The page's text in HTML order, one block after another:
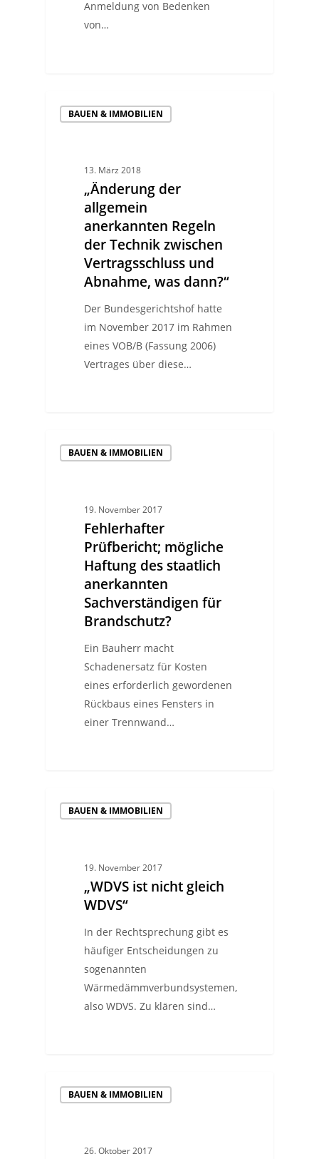
Anmeldung von Bedenken
von…
BAUEN & IMMOBILIEN
13. März 2018
„Änderung der
allgemein
anerkannten Regeln
der Technik zwischen
Vertragsschluss und
Abnahme, was dann?“
Der Bundesgerichtshof hatte
im November 2017 im Rahmen
eines VOB/B (Fassung 2006)
Vertrages über diese…
BAUEN & IMMOBILIEN
19. November 2017
Fehlerhafter
Prüfbericht; mögliche
Haftung des staatlich
anerkannten
Sachverständigen für
Brandschutz?
Ein Bauherr macht
Schadenersatz für Kosten
eines erforderlich gewordenen
Rückbaus eines Fensters in
einer Trennwand…
BAUEN & IMMOBILIEN
19. November 2017
„WDVS ist nicht gleich
WDVS“
In der Rechtsprechung gibt es
häufiger Entscheidungen zu
sogenannten
Wärmedämmverbundsystemen,
also WDVS. Zu klären sind…
BAUEN & IMMOBILIEN
26. Oktober 2017